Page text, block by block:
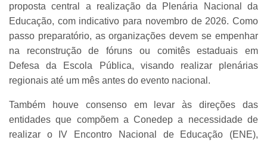
proposta central a realização da Plenária Nacional da
Educação, com indicativo para novembro de 2026. Como
passo preparatório, as organizações devem se empenhar
na reconstrução de fóruns ou comitês estaduais em
Defesa da Escola Pública, visando realizar plenárias
regionais até um mês antes do evento nacional.
Também houve consenso em levar às direções das
entidades que compõem a Conedep a necessidade de
realizar o IV Encontro Nacional de Educação (ENE),